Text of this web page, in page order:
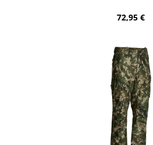
72,95 €